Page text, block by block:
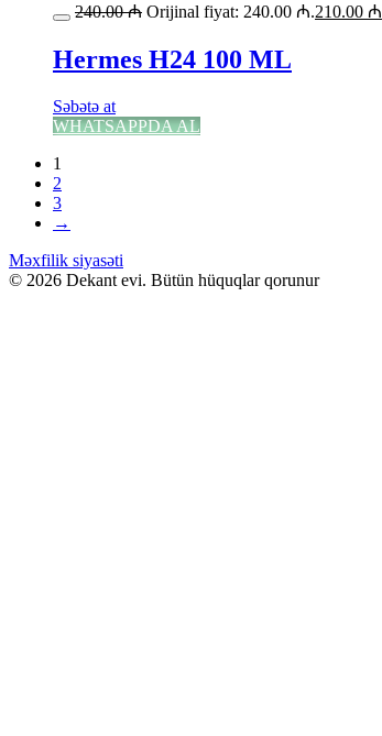
240.00₼ Orijinal fiyat: 240.00 ₼.210.00 ₼
Hermes H24 100 ML
Səbətə at
WHATSAPPDA AL
1
2
3
→
Məxfilik siyasəti
© 2026 Dekant evi. Bütün hüquqlar qorunur